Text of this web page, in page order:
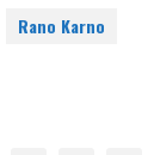
Rano Karno